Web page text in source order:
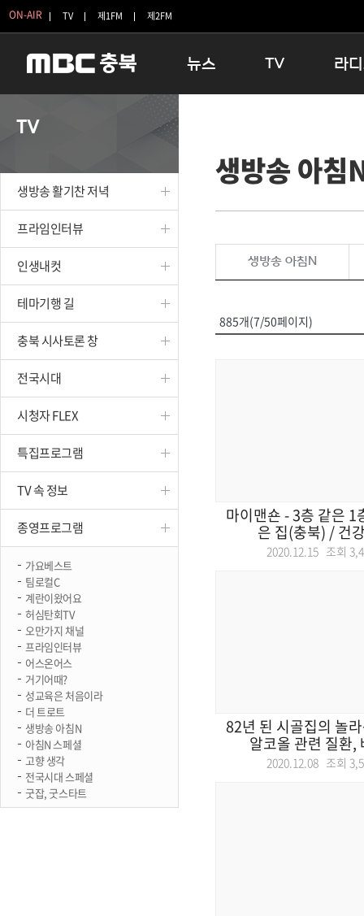
ON-AIR TV 제1FM 제2FM
뉴스
보은
옥천
TV
인생내컷
테마기행 길
시청자 FLEX
특집프로그램
라
16:00
우리 고
TV
생방송 활기찬 저녁
프라임인터뷰
인생내컷
테마기행 길
충북 시사토론 창
전국시대
시청자 FLEX
특집프로그램
TV 속 정보
종영프로그램
가요베스트
팀로컬C
계란이왔어요
허심탄회TV
오만가지 채널
프라임인터뷰
어스온어스
거기어때?
성교육은 처음이라
더 트로트
생방송 아침N
아침N 스페셜
고향 생각
전국시대 스페셜
굿잡, 굿스타트
생방송 아침
생방송 아침N
885개(7/50페이지)
마이맨숀 - 3층 같은 1
은 집(충북) / 건
2020.12.15 조회
82년 된 시골집의 놀
알코올 관련 질환,
2020.12.08 조회